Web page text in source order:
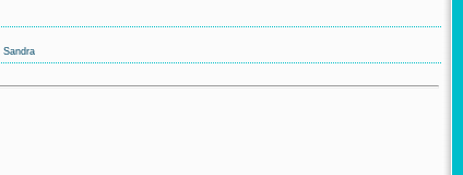
Sandra